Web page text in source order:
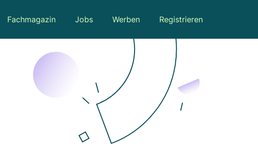
Fachmagazin Jobs Werben Registrieren